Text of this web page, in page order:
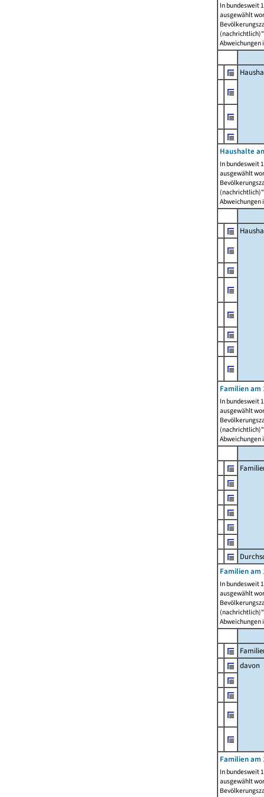
In bundesweit
ausgewählt
Abweichungen
Haushalte
In bundesweit
ausgewählt
Abweichungen
Familien am
In bundesweit
ausgewählt
Abweichungen
Familien am
In bundesweit
ausgewählt
Abweichungen
davon
Familien am
In bundesweit
ausgewählt